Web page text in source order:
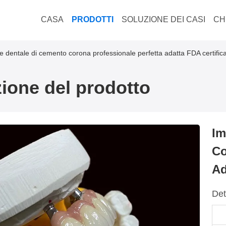
CASA PRODOTTI SOLUZIONE DEI CASI
dentale di cemento corona professionale perfetta adatta FDA
del prodotto